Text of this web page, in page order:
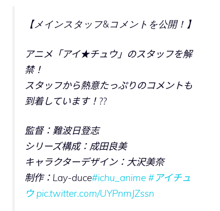
【メインスタッフ&コメントを公開！】
アニメ「アイ★チュウ」のスタッフを解
禁！
スタッフから熱意たっぷりのコメントも
到着しています！??
監督：難波日登志
シリーズ構成：成田良美
キャラクターデザイン：大沢美奈
制作：Lay-duce#ichu_anime #アイチュ
ウ pic.twitter.com/UYPnmJZssn